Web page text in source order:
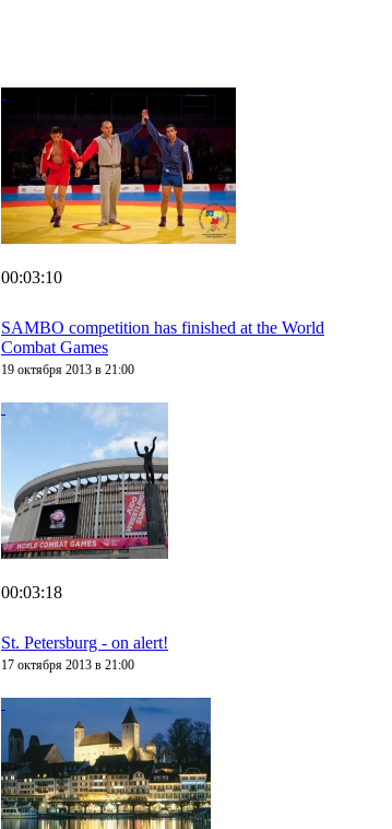
00:03:10
SAMBO competition has finished at the World
Combat Games
19 октября 2013 в 21:00
00:03:18
St. Petersburg - on alert!
17 октября 2013 в 21:00